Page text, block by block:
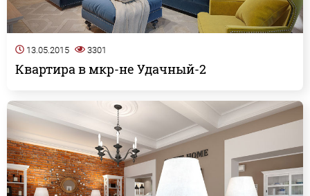
13.05.2015 3301
Квартира в мкр-не Удачный-2